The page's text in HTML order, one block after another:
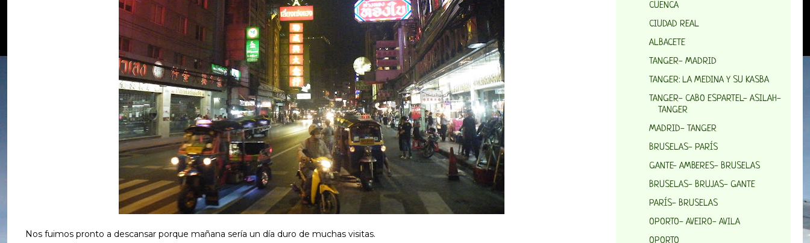
Nos fuimos pronto a descansar porque mañana sería un día duro de muchas visitas.
CUENCA
CIUDAD REAL
ALBACETE
TANGER- MADRID
TANGER: LA MEDINA Y SU KASBA
TANGER- CABO ESPARTEL- ASILAH-
TANGER
MADRID- TANGER
BRUSELAS- PARÍS
GANTE- AMBERES- BRUSELAS
BRUSELAS- BRUJAS- GANTE
PARÍS- BRUSELAS
OPORTO- AVEIRO- AVILA
OPORTO